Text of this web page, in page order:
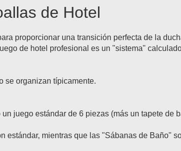
de Hotel
proporcionar una transición perfecta de la
de hotel profesional es un "sistema"
se organizan típicamente.
juego estándar de 6 piezas (más un tapete de
estándar, mientras que las "Sábanas de Baño"